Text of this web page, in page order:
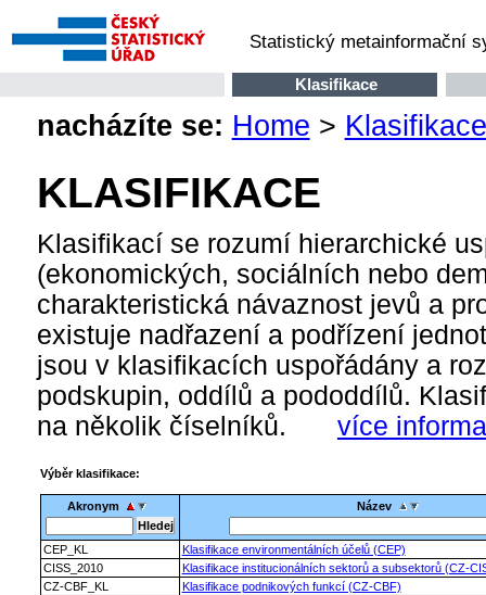
Statistický metainformační
Klasifikace
nacházíte se: Home > Klasifikace
KLASIFIKACE
Klasifikací se rozumí hierarchické
(ekonomických, sociálních nebo
charakteristická návaznost jevů a
existuje nadřazení a podřízení
jsou v klasifikacích uspořádány a
podskupin, oddílů a pododdílů.
na několik číselníků.
více
Výběr klasifikace:
Akronym Název
CEP_KL
Klasifikace environmentálních účelů (CEP)
CISS_2010
Klasifikace institucionálních sektorů a subsektorů (CZ-
CZ-CBF_KL
Klasifikace podnikových funkcí (CZ-CBF)